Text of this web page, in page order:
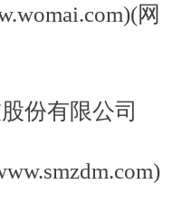
网
份有限公司